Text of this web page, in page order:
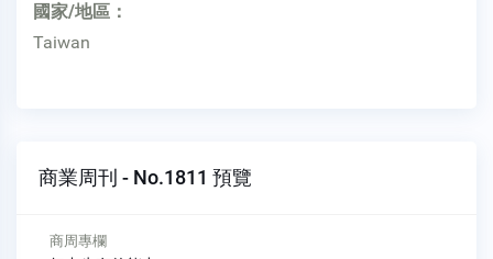
國家/地區：
Taiwan
商業周刊 - No.1811 預覽
商周專欄